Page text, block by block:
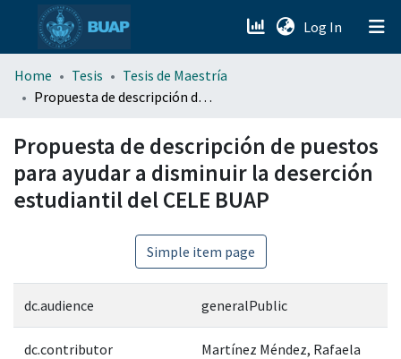
Log In (current)
menu.section.about_menu
Home Tesis
Tesis de Maestría
Propuesta de descripción de puestos para ayudar a disminuir la deserción estudiantil del CELE BUAP
Propuesta de descripción de puestos
para ayudar a disminuir la deserción
estudiantil del CELE BUAP
Simple item page
dc.audience generalPublic
dc.contributor Martínez Méndez, Rafaela